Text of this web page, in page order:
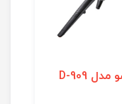
سه پایه تاشو مدل D-909